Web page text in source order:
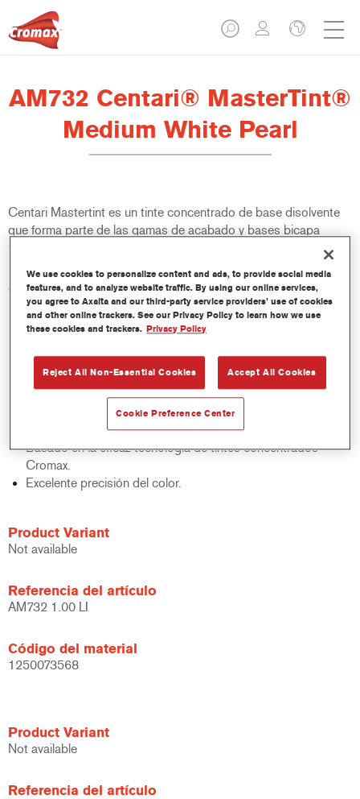
AM732 Centari® MasterTint®
Medium White Pearl
Centari Mastertint es un tinte concentrado de base disolvente
que forma parte de las gamas de acabado y bases bicapa
Centari.
Características del producto
Sistema de pintado de base disolvente, único por su
versatilidad y facilidad de uso.
calidades de base disolvente: medios y altos sólidos,
acabados y bases bicapa.
Rápido control de stocks.
Ahorra espacio de almacenamiento.
Basado en la eficaz tecnología de tintes concentrados
Cromax.
Excelente precisión del color.
Product Variant
Not available
Referencia del artículo
AM732 1.00 LI
Código del material
1250073568
Product Variant
Not available
Referencia del artículo
We use cookies to personalize content and ads, to provide social media
features, and to analyze website traffic. By using our online services,
you agree to Axalta and our third-party service providers’ use of cookies
and other online trackers. See our Privacy Policy to learn how we use
these cookies and trackers. Privacy Policy
Reject All Non-Essential Cookies Accept All Cookies
Cookie Preference Center